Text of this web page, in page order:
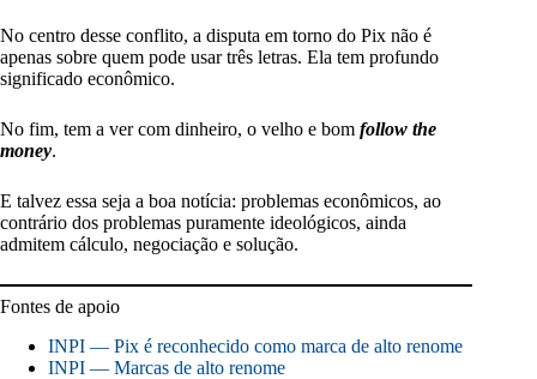
No centro desse conflito, a disputa em torno do Pix não é
apenas sobre quem pode usar três letras. Ela tem profundo
significado econômico.
No fim, tem a ver com dinheiro, o velho e bom follow the
money.
E talvez essa seja a boa notícia: problemas econômicos, ao
contrário dos problemas puramente ideológicos, ainda
admitem cálculo, negociação e solução.
Fontes de apoio
INPI — Pix é reconhecido como marca de alto renome
INPI — Marcas de alto renome